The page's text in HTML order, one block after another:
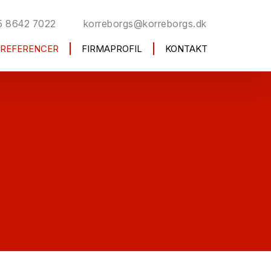
8642 7022 korreborgs@korreborgs.dk
REFERENCER FIRMAPROFIL KONTAKT